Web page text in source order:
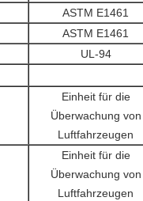
ASTM E1461
ASTM E1461
UL-94
Einheit für die
Überwachung von
Luftfahrzeugen
Einheit für die
Überwachung von
Luftfahrzeugen